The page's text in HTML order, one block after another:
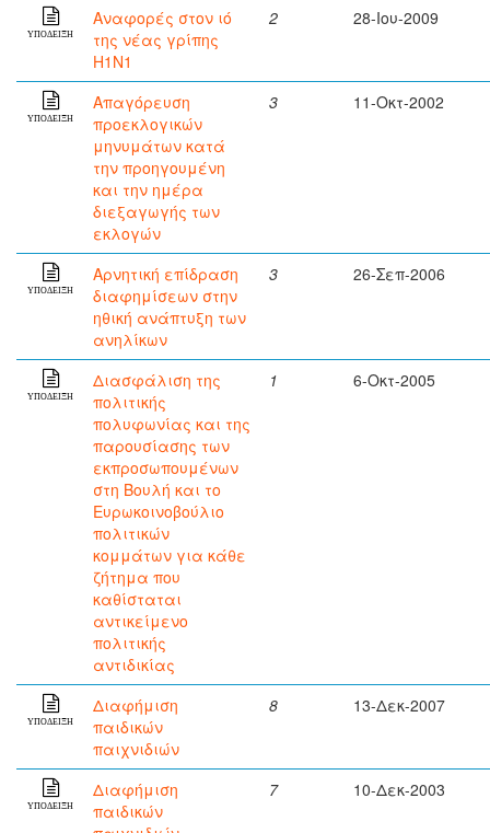
ΥΠΟΔΕΙΞΗ
Αναφορές στον ιό
της νέας γρίπης
Η1Ν1
2 28-Ιου-2009
ΥΠΟΔΕΙΞΗ
Απαγόρευση
προεκλογικών
μηνυμάτων κατά
την προηγουμένη
και την ημέρα
διεξαγωγής των
εκλογών
3 11-Οκτ-2002
ΥΠΟΔΕΙΞΗ
Αρνητική επίδραση
διαφημίσεων στην
ηθική ανάπτυξη των
ανηλίκων
3 26-Σεπ-2006
ΥΠΟΔΕΙΞΗ
Διασφάλιση της
πολιτικής
πολυφωνίας και της
παρουσίασης των
εκπροσωπουμένων
στη Βουλή και το
Ευρωκοινοβούλιο
πολιτικών
κομμάτων για κάθε
ζήτημα που
καθίσταται
αντικείμενο
πολιτικής
αντιδικίας
1 6-Οκτ-2005
ΥΠΟΔΕΙΞΗ
Διαφήμιση
παιδικών
παιχνιδιών
8 13-Δεκ-2007
ΥΠΟΔΕΙΞΗ
Διαφήμιση
παιδικών
7 10-Δεκ-2003